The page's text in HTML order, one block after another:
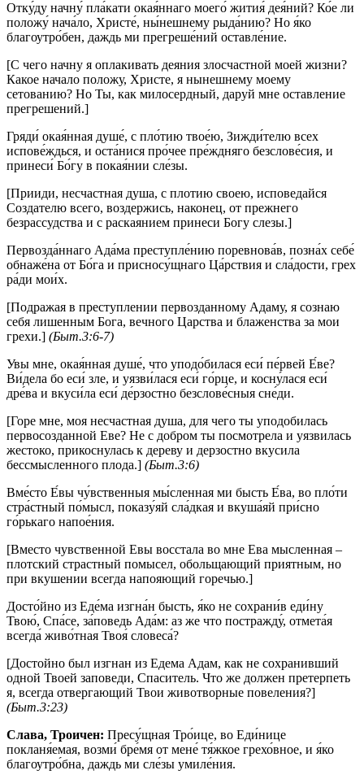
Отку́ду начну́ пла́кати окая́ннаго моего́ жития́ дея́ний? Ко́е ли
положу́ нача́ло, Христе́, ны́нешнему рыда́нию? Но я́ко
благоутро́бен, даждь ми прегреше́ний оставле́ние.
[С чего начну я оплакивать деяния злосчастной моей жизни?
Какое начало положу, Христе, я нынешнему моему
сетованию? Но Ты, как милосердный, даруй мне оставление
прегрешений.]
Гряди́ окая́нная душе́, с пло́тию твое́ю, Зижди́телю всех
испове́ждься, и оста́нися про́чее пре́ждняго безслове́сия, и
принеси́ Бо́гу в покая́нии сле́зы.
[Прииди, несчастная душа, с плотию своею, исповедайся
Создателю всего, воздержись, наконец, от прежнего
безрассудства и с раскаянием принеси Богу слезы.]
Первозда́ннаго Ада́ма преступле́нию поревнова́в, позна́х себе́
обнаже́на от Бо́га и присносу́щнаго Ца́рствия и сла́дости, грех
ра́ди мои́х.
[Подражая в преступлении первозданному Адаму, я сознаю
себя лишенным Бога, вечного Царства и блаженства за мои
грехи.] (Быт.3:6-7)
Увы мне, окая́нная душе́, что уподо́билася еси́ пе́рвей Е́ве?
Ви́дела бо еси́ зле, и уязви́лася еси́ го́рце, и косну́лася еси́
дре́ва и вкуси́ла еси́ де́рзостно безслове́сныя сне́ди.
[Горе мне, моя несчастная душа, для чего ты уподобилась
первосозданной Еве? Не с добром ты посмотрела и уязвилась
жестоко, прикоснулась к дереву и дерзостно вкусила
бессмысленного плода.] (Быт.3:6)
Вме́сто Е́вы чу́вственныя мы́сленная ми бысть Е́ва, во пло́ти
стра́стный по́мысл, показу́яй сла́дкая и вкуша́яй при́сно
го́рькаго напое́ния.
[Вместо чувственной Евы восстала во мне Ева мысленная –
плотский страстный помысел, обольщающий приятным, но
при вкушении всегда напояющий горечью.]
Досто́йно из Еде́ма изгна́н бысть, я́ко не сохрани́в еди́ну
Твою́, Спа́се, за́поведь Ада́м: аз же что постражду́, отмета́я
всегда́ живо́тная Твоя́ словеса́?
[Достойно был изгнан из Едема Адам, как не сохранивший
одной Твоей заповеди, Спаситель. Что же должен претерпеть
я, всегда отвергающий Твои животворные повеления?]
(Быт.3:23)
Слава, Троичен: Пресу́щная Тро́ице, во Еди́нице
покланя́емая, возми́ бре́мя от мене́ тя́жкое грехо́вное, и я́ко
благоутро́бна, даждь ми сле́зы умиле́ния.